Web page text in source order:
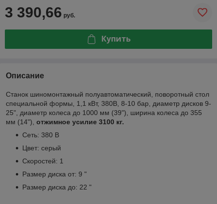
3 390,66 руб.
Купить
Описание
Станок шиномонтажный полуавтоматический, поворотный стол
специальной формы, 1,1 кВт, 380В, 8-10 бар, диаметр дисков 9-
25", диаметр колеса до 1000 мм (39"), ширина колеса до 355
мм (14"), отжимное усилие 3100 кг.
Сеть: 380 В
Цвет: серый
Скоростей: 1
Размер диска от: 9 "
Размер диска до: 22 "